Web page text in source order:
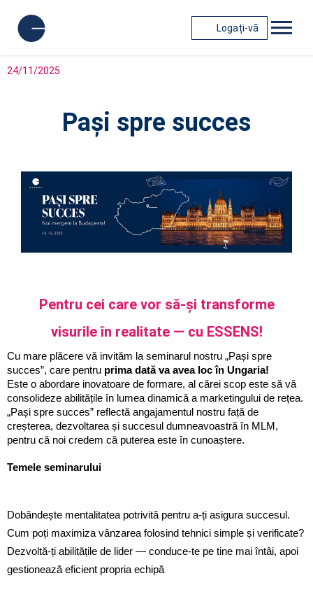
Logați-vă
24/11/2025
Pași spre succes
Pentru cei care vor să-și transforme
visurile în realitate — cu ESSENS!
Cu mare plăcere vă invităm la seminarul nostru „Pași spre
succes”, care pentru prima dată va avea loc în Ungaria!
Este o abordare inovatoare de formare, al cărei scop este să vă
consolideze abilitățile în lumea dinamică a marketingului de rețea.
„Pași spre succes” reflectă angajamentul nostru față de
creșterea, dezvoltarea și succesul dumneavoastră în MLM,
pentru că noi credem că puterea este în cunoaștere.
Temele seminarului
Dobândește mentalitatea potrivită pentru a-ți asigura succesul.
Cum poți maximiza vânzarea folosind tehnici simple și verificate?
Dezvoltă-ți abilitățile de lider — conduce-te pe tine mai întâi, apoi
gestionează eficient propria echipă